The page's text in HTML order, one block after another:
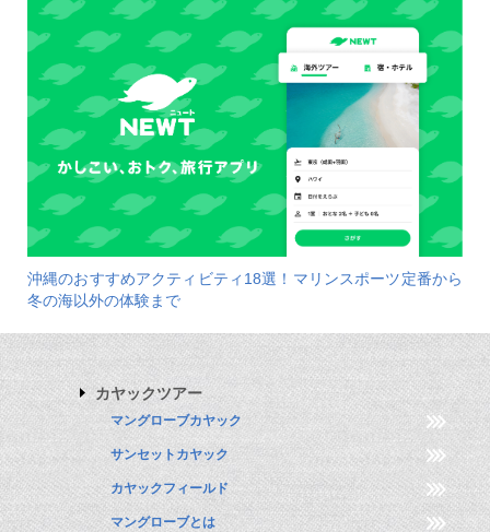
沖縄のおすすめアクティビティ18選！マリンスポーツ定番から
冬の海以外の体験まで
カヤックツアー
マングローブカヤック
サンセットカヤック
カヤックフィールド
マングローブとは